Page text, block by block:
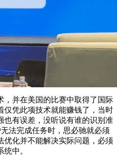
并在美国的比赛中取得了国际
仅凭此项技术就能赚钱了，当时
也有误差，没听说有谁的识别准
法完成任务时，思必驰就必须
优化并不能解决实际问题，必须
中。